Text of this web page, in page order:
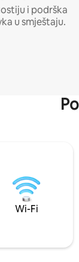
i podrška
u smještaju.
Wi-Fi